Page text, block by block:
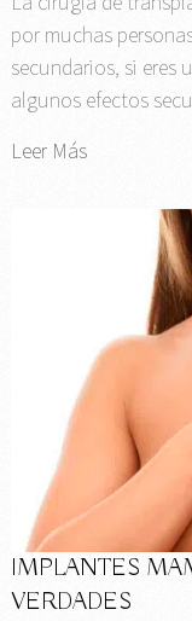
por muchas
secundarios, si eres
algunos efectos
Leer Más
IMPLANTES
VERDADES